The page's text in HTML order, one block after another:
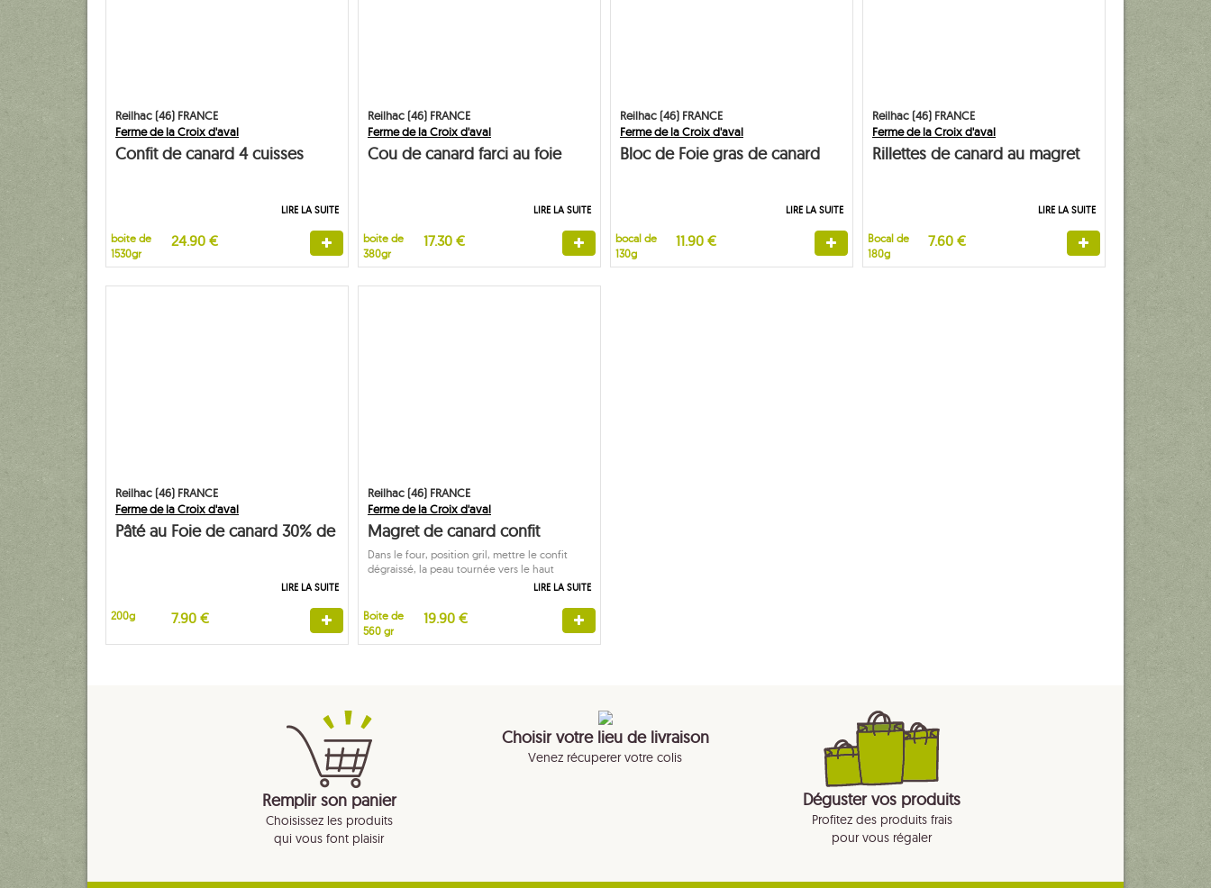
Reilhac (46) FRANCE
Ferme de la Croix d'aval
Confit de canard 4 cuisses
LIRE LA SUITE
boite de
1530gr
24.90 €
Reilhac (46) FRANCE
Ferme de la Croix d'aval
Cou de canard farci au foie
LIRE LA SUITE
boite de
380gr
17.30 €
Reilhac (46) FRANCE
Ferme de la Croix d'aval
Bloc de Foie gras de canard
LIRE LA SUITE
bocal de
130g
11.90 €
Reilhac (46) FRANCE
Ferme de la Croix d'aval
Rillettes de canard au magret
LIRE LA SUITE
Bocal de
180g
7.60 €
Reilhac (46) FRANCE
Ferme de la Croix d'aval
Pâté au Foie de canard 30% de
LIRE LA SUITE
200g 7.90 €
Reilhac (46) FRANCE
Ferme de la Croix d'aval
Magret de canard confit
Dans le four, position gril, mettre le confit
dégraissé, la peau tournée vers le haut
LIRE LA SUITE
Boite de
560 gr
19.90 €
Remplir son panier
Choisissez les produits
qui vous font plaisir
Choisir votre lieu de livraison
Venez récuperer votre colis
Déguster vos produits
Profitez des produits frais
pour vous régaler